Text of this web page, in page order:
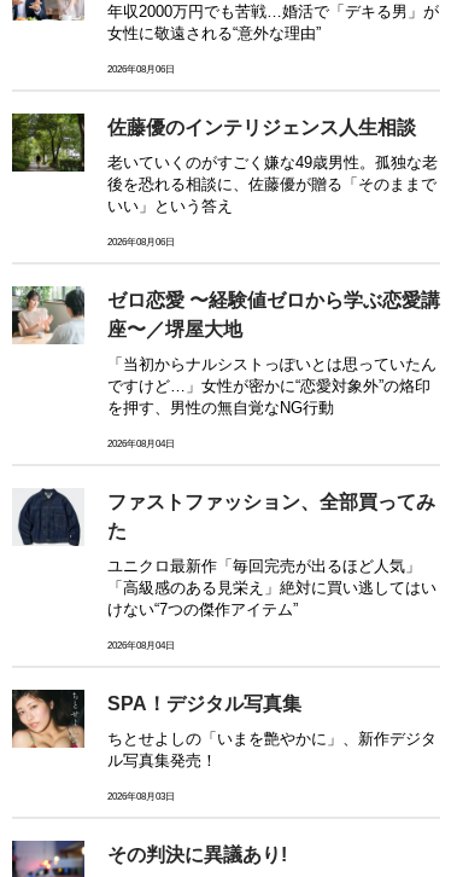
年収2000万円でも苦戦…婚活で「デキる男」が
女性に敬遠される“意外な理由”
2026年08月06日
佐藤優のインテリジェンス人生相談
老いていくのがすごく嫌な49歳男性。孤独な老
後を恐れる相談に、佐藤優が贈る「そのままで
いい」という答え
2026年08月06日
ゼロ恋愛 〜経験値ゼロから学ぶ恋愛講
座〜／堺屋大地
「当初からナルシストっぽいとは思っていたん
ですけど…」女性が密かに“恋愛対象外”の烙印
を押す、男性の無自覚なNG行動
2026年08月04日
ファストファッション、全部買ってみ
た
ユニクロ最新作「毎回完売が出るほど人気」
「高級感のある見栄え」絶対に買い逃してはい
けない“7つの傑作アイテム”
2026年08月04日
SPA！デジタル写真集
ちとせよしの「いまを艶やかに」、新作デジタ
ル写真集発売！
2026年08月03日
その判決に異議あり!